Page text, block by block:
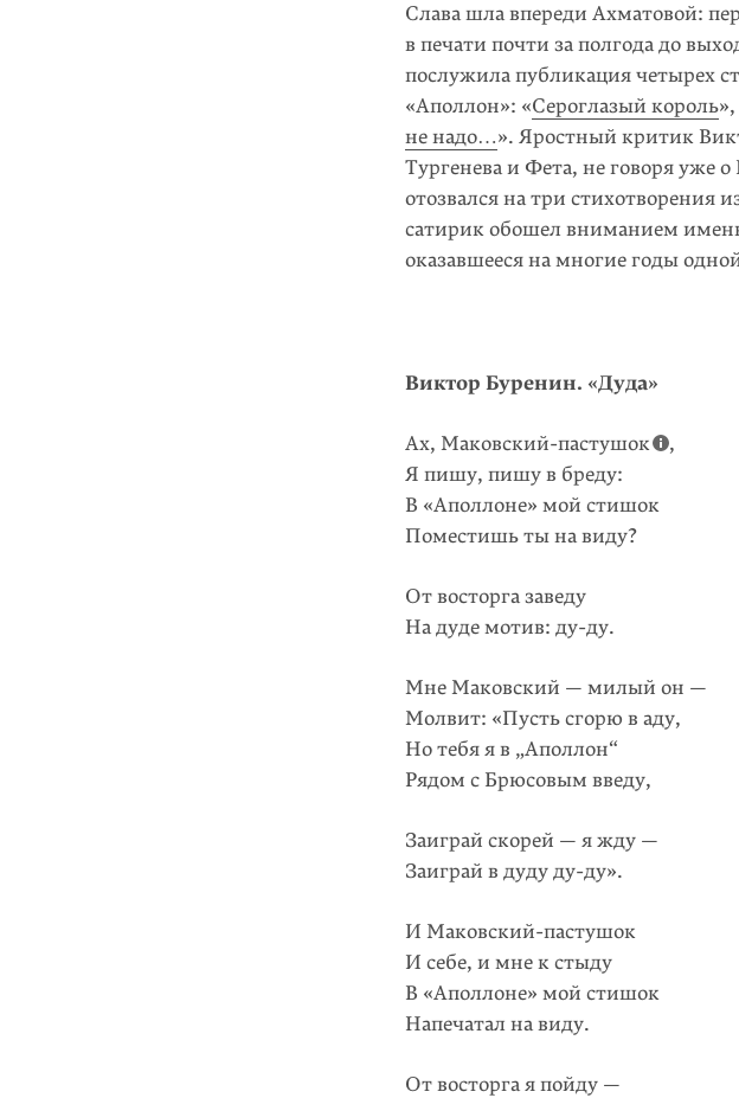
Слава шла впереди Ахматовой:
в печати почти за полгода до
послужила публикация четырех
«Аполлон»: «Сероглазый король
не надо…». Яростный критик
Тургенева и Фета, не говоря уже
отозвался на три стихотворения
сатирик обошел вниманием
оказавшееся на многие годы
Виктор Буренин. «Дуда»
Ах, Маковский-пастушок
,
Я пишу, пишу в бреду:
В «Аполлоне» мой стишок
Поместишь ты на виду?
От восторга заведу
На дуде мотив: ду-ду.
Мне Маковский — милый он —
Молвит: «Пусть сгорю в аду,
Но тебя я в „Аполлон“
Рядом с Брюсовым введу,
Заиграй скорей — я жду —
Заиграй в дуду ду-ду».
И Маковский-пастушок
И себе, и мне к стыду
В «Аполлоне» мой стишок
Напечатал на виду.
От восторга я пойду —